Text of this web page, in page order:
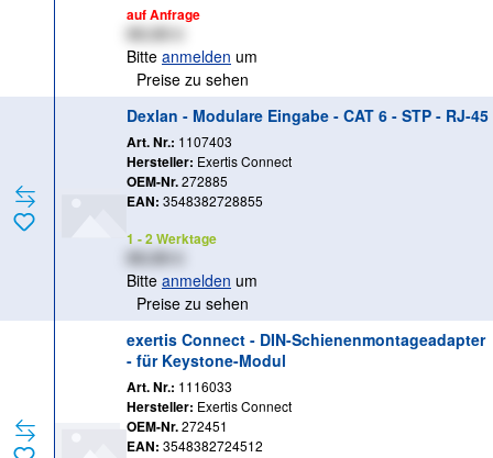
auf Anfrage
Bitte anmelden um
Preise zu sehen
Dexlan - Modulare Eingabe - CAT 6 - STP - RJ-45
Art. Nr.: 1107403
Hersteller: Exertis Connect
OEM-Nr.272885
EAN: 3548382728855
1 - 2 Werktage
Bitte anmelden um
Preise zu sehen
exertis Connect - DIN-Schienenmontageadapter
- für Keystone-Modul
Art. Nr.: 1116033
Hersteller: Exertis Connect
OEM-Nr.272451
EAN: 3548382724512